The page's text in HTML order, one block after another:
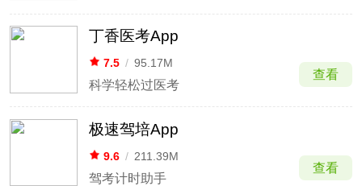
丁香医考App
7.5 / 95.17M
科学轻松过医考
查看
极速驾培App
9.6 / 211.39M
驾考计时助手
查看